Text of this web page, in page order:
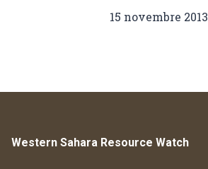
15 novembre 2013
Western Sahara Resource Watch